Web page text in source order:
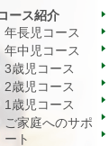
ース紹介
年長児コース
年中児コース
3歳児コース
2歳児コース
1歳児コース
ご家庭へのサポ
ート